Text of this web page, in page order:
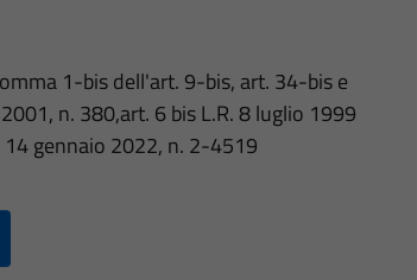
1-bis dell'art. 9-bis, art. 34-bis e
n. 380,art. 6 bis L.R. 8 luglio 1999
14 gennaio 2022, n. 2-4519